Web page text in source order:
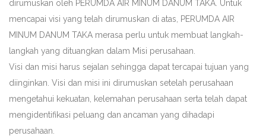
dirumuskan oleh PERUMDA AIR MINUM DANUM TAKA. Untuk
mencapai visi yang telah dirumuskan di atas, PERUMDA AIR
MINUM DANUM TAKA merasa perlu untuk membuat langkah-
langkah yang dituangkan dalam Misi perusahaan.
Visi dan misi harus sejalan sehingga dapat tercapai tujuan yang
diinginkan. Visi dan misi ini dirumuskan setelah perusahaan
mengetahui kekuatan, kelemahan perusahaan serta telah dapat
mengidentifikasi peluang dan ancaman yang dihadapi
perusahaan.